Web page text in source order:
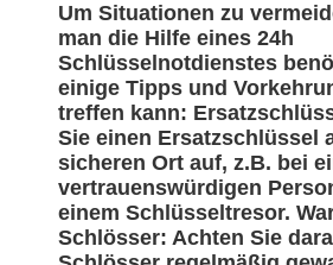
Um Situationen zu
man die Hilfe eines 24h
Schlüsselnotdienstes
einige Tipps und
treffen kann:
Sie einen Ersatzschlüssel
sicheren Ort auf, z.B. bei
vertrauenswürdigen
einem Schlüsseltresor.
Schlösser: Achten Sie